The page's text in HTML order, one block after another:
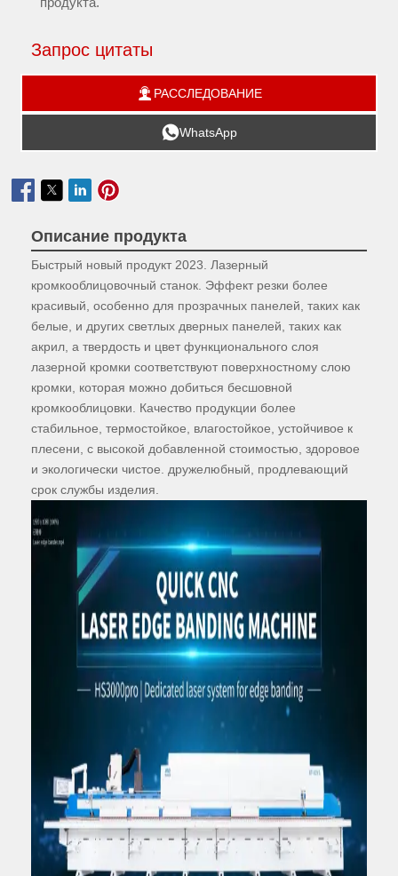
Запрос цитаты
 РАССЛЕДОВАНИЕ
WhatsApp

Описание продукта
Быстрый новый продукт 2023. Лазерный
кромкооблицовочный станок. Эффект резки более
красивый, особенно для прозрачных панелей, таких как
белые, и других светлых дверных панелей, таких как
акрил, а твердость и цвет функционального слоя
лазерной кромки соответствуют поверхностному слою
кромки, которая можно добиться бесшовной
кромкооблицовки. Качество продукции более
стабильное, термостойкое, влагостойкое, устойчивое к
плесени, с высокой добавленной стоимостью, здоровое
и экологически чистое.
дружелюбный, продлевающий
срок службы изделия.